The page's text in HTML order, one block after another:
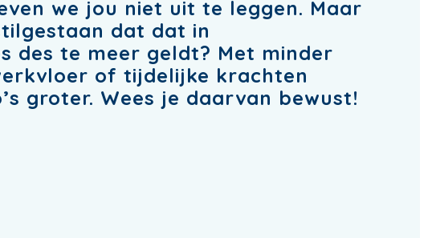
we jou niet uit te leggen. Maar
dat dat in
des te meer geldt? Met minder
of tijdelijke krachten
groter. Wees je daarvan bewust!